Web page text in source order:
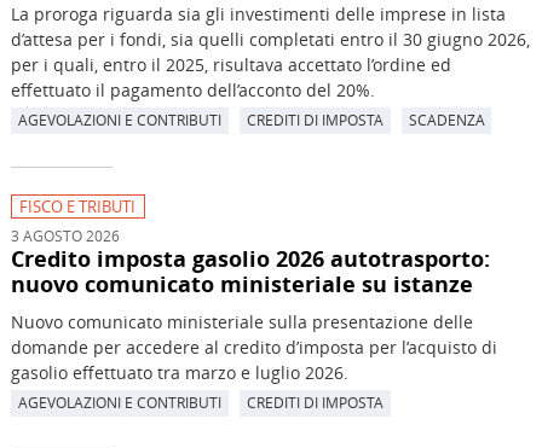
La proroga riguarda sia gli investimenti delle imprese in lista
d’attesa per i fondi, sia quelli completati entro il 30 giugno 2026,
per i quali, entro il 2025, risultava accettato l’ordine ed
effettuato il pagamento dell’acconto del 20%.
AGEVOLAZIONI E CONTRIBUTI CREDITI DI IMPOSTA SCADENZA
FISCO E TRIBUTI
3 AGOSTO 2026
Credito imposta gasolio 2026 autotrasporto:
nuovo comunicato ministeriale su istanze
Nuovo comunicato ministeriale sulla presentazione delle
domande per accedere al credito d’imposta per l’acquisto di
gasolio effettuato tra marzo e luglio 2026.
AGEVOLAZIONI E CONTRIBUTI CREDITI DI IMPOSTA